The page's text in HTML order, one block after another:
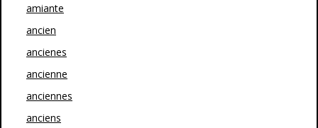
amiante
ancien
ancienes
ancienne
anciennes
anciens